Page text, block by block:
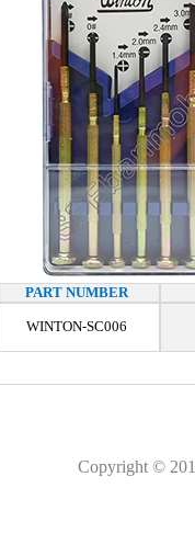
PART NUMBER
WINTON-SC006
Copyright ©